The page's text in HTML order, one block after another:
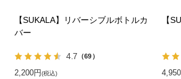
【SUKALA】リバーシブルボトルカ
バー
4.7 （69）
2,200円(税込)
【